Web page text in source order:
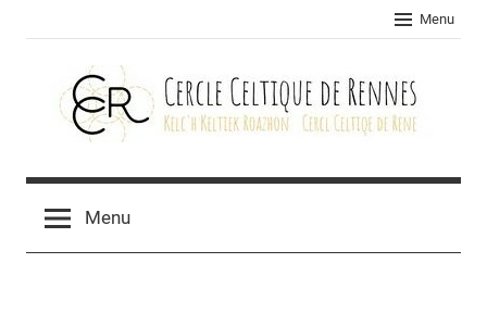
Menu
Cercle
celtique
Menu